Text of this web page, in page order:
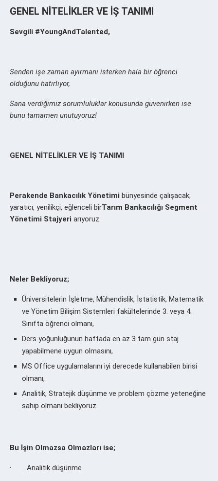
GENEL NİTELİKLER VE İŞ TANIMI
Sevgili #YoungAndTalented,
Senden işe zaman ayırmanı isterken hala bir öğrenci
olduğunu hatırlıyor,
Sana verdiğimiz sorumluluklar konusunda güvenirken ise
bunu tamamen unutuyoruz!
GENEL NİTELİKLER VE İŞ TANIMI
Perakende Bankacılık Yönetimi bünyesinde çalışacak;
yaratıcı, yenilikçi, eğlenceli birTarım Bankacılığı Segment
Yönetimi Stajyeri arıyoruz.
Neler Bekliyoruz;
Üniversitelerin İşletme, Mühendislik, İstatistik, Matematik
ve Yönetim Bilişim Sistemleri fakültelerinde 3. veya 4.
Sınıfta öğrenci olmanı,
Ders yoğunluğunun haftada en az 3 tam gün staj
yapabilmene uygun olmasını,
MS Office uygulamalarını iyi derecede kullanabilen birisi
olmanı,
Analitik, Stratejik düşünme ve problem çözme yeteneğine
sahip olmanı bekliyoruz.
Bu İşin Olmazsa Olmazları ise;
· Analitik düşünme